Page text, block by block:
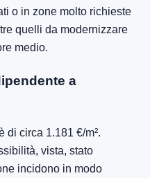
o in zone molto richieste
quelli da modernizzare
medio.
a
di circa 1.181 €/m².
vista, stato
incidono in modo